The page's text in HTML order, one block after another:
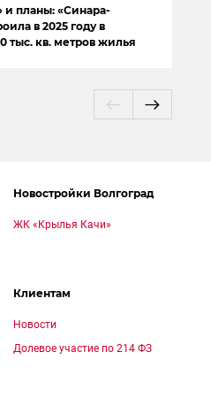
планы: «Синара-
в 2025 году в
тыс. кв. метров жилья
Новостройки Волгоград
ЖК «Крылья Качи»
Клиентам
Новости
Долевое участие по 214 ФЗ